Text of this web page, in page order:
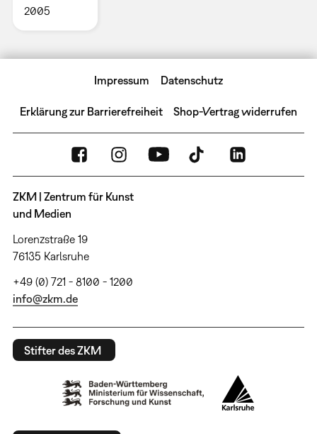
2005
Impressum Datenschutz
Erklärung zur Barrierefreiheit Shop-Vertrag widerrufen
ZKM | Zentrum für Kunst
und Medien
Lorenzstraße 19
76135 Karlsruhe
+49 (0) 721 - 8100 - 1200
info@zkm.de
Stifter des ZKM